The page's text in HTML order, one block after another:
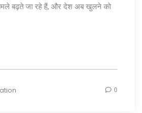
बढ़ते जा रहे हैं, और देश अब खुलने को
0